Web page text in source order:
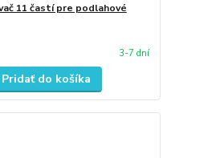
11 častí pre podlahové
3-7 dní
Pridať do košíka